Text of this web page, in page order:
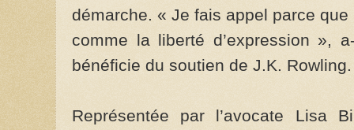
démarche. « Je fais appel parce
comme la liberté d’expression »,
bénéficie du soutien de J.K. Rowling.
Représentée par l’avocate Lisa